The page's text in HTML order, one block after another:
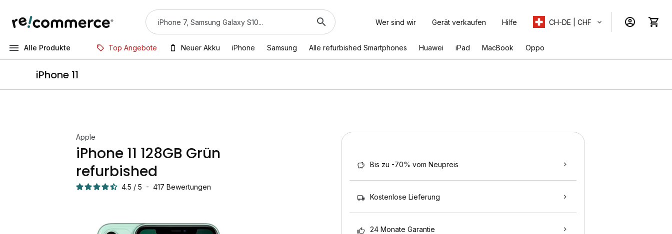
Wer sind wir Gerät verkaufen Hilfe CH-DE | CHF
Alle Produkte Top Angebote Neuer Akku iPhone Samsung Alle refurbished Smartphones Huawei iPad MacBook Oppo
iPhone 11
Apple
iPhone 11 128GB Grün
refurbished
4.5 / 5 - 417 Bewertungen
Bis zu -70% vom Neupreis
Kostenlose Lieferung
24 Monate Garantie